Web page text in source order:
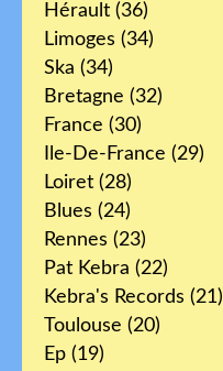
Hérault (36)
Limoges (34)
Ska (34)
Bretagne (32)
France (30)
Ile-De-France (29)
Loiret (28)
Blues (24)
Rennes (23)
Pat Kebra (22)
Kebra's Records (21)
Toulouse (20)
Ep (19)